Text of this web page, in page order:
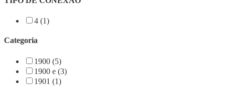
4 (1)
Categoria
1900 (5)
1900 e (3)
1901 (1)